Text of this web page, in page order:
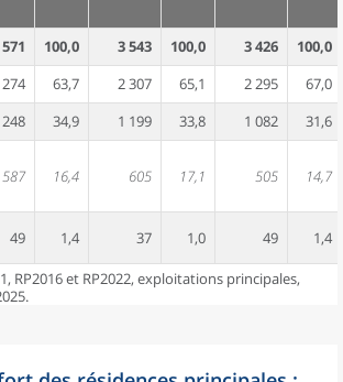
100,0 3 543 100,0 3 426
100,0
63,7 2 307 65,1 2 295
67,0
248 34,9 1 199 33,8 1 082
31,6
587 16,4 605 17,1 505 14,7
49 1,4 37 1,0 49 1,4
RP2016 et RP2022, exploitations principales,